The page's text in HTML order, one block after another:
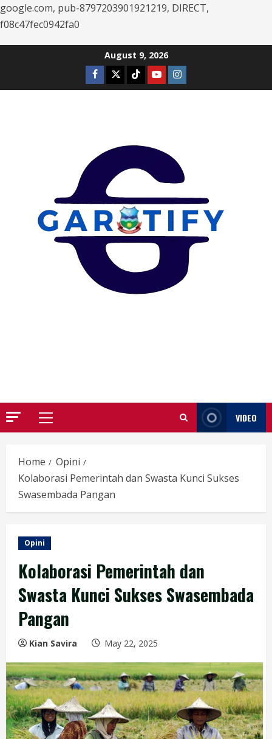
google.com, pub-8797203901921219, DIRECT,
f08c47fec0942fa0
August 9, 2026
Facebook
TwitterTiktokYoutubeInstagram
Primary
VIDEO
Home
Opini
Kolaborasi Pemerintah dan Swasta Kunci Sukses
Swasembada Pangan
Opini
Kolaborasi Pemerintah dan
Swasta Kunci Sukses Swasembada
Pangan
Kian Savira May 22, 2025